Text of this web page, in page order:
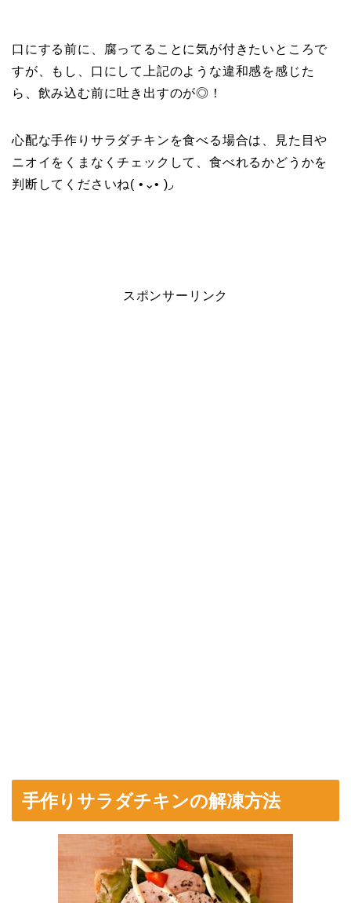
口にする前に、腐ってることに気が付きたいところで
すが、もし、口にして上記のような違和感を感じた
ら、飲み込む前に吐き出すのが◎！
心配な手作りサラダチキンを食べる場合は、見た目や
ニオイをくまなくチェックして、食べれるかどうかを
判断してくださいね( •⌄• )◞
スポンサーリンク
手作りサラダチキンの解凍方法